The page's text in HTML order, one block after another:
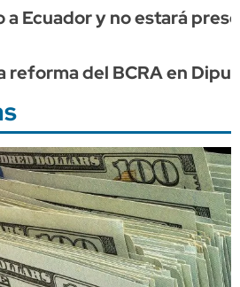
a Ecuador y no estará
reforma del BCRA en